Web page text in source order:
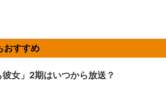
彼女」2期はいつから放送？